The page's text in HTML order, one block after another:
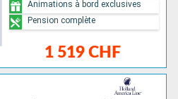
1 519 CHF
Animations à bord exclusives
Pension complète